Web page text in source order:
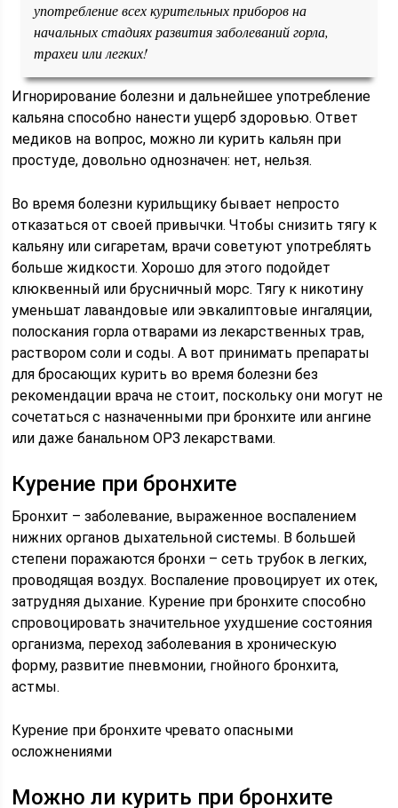
употребление всех курительных приборов на
начальных стадиях развития заболеваний горла,
трахеи или легких!
Игнорирование болезни и дальнейшее употребление
кальяна способно нанести ущерб здоровью. Ответ
медиков на вопрос, можно ли курить кальян при
простуде, довольно однозначен: нет, нельзя.
Во время болезни курильщику бывает непросто
отказаться от своей привычки. Чтобы снизить тягу к
кальяну или сигаретам, врачи советуют употреблять
больше жидкости. Хорошо для этого подойдет
клюквенный или брусничный морс. Тягу к никотину
уменьшат лавандовые или эвкалиптовые ингаляции,
полоскания горла отварами из лекарственных трав,
раствором соли и соды. А вот принимать препараты
для бросающих курить во время болезни без
рекомендации врача не стоит, поскольку они могут не
сочетаться с назначенными при бронхите или ангине
или даже банальном ОРЗ лекарствами.
Курение при бронхите
Бронхит – заболевание, выраженное воспалением
нижних органов дыхательной системы. В большей
степени поражаются бронхи – сеть трубок в легких,
проводящая воздух. Воспаление провоцирует их отек,
затрудняя дыхание. Курение при бронхите способно
спровоцировать значительное ухудшение состояния
организма, переход заболевания в хроническую
форму, развитие пневмонии, гнойного бронхита,
астмы.
Курение при бронхите чревато опасными
осложнениями
Можно ли курить при бронхите